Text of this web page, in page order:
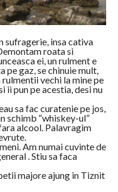
sufragerie, insa cativa
roata si
ei, un rulment e
pe gaz, se chinuie mult,
vechi la mine pe
ii pun pe acestia, desi nu
sa fac curatenie pe jos,
schimb “whiskey-ul”
alcool. Palavragim
Am numai cuvinte de
. Stiu sa faca
majore ajung in Tiznit